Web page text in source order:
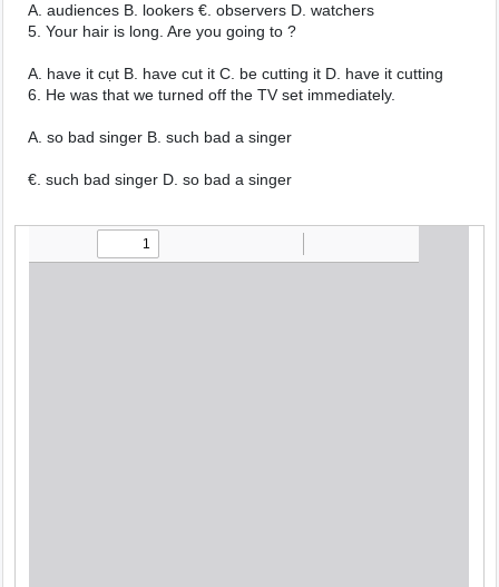
A. audiences B. lookers €. observers D. watchers
5. Your hair is long. Are you going to ?
A. have it cụt B. have cut it C. be cutting it D. have it cutting
6. He was that we turned off the TV set immediately.
A. so bad singer B. such bad a singer
€. such bad singer D. so bad a singer